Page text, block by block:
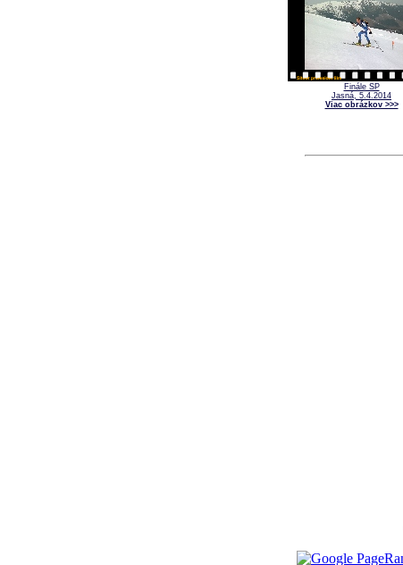
Finále SP
Jasná, 5.4.2014
Viac obrázkov >>>